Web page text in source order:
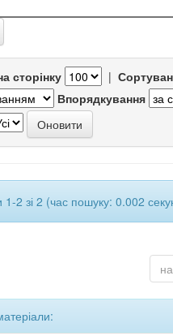
сторінку |
Впорядкування
1-2 зі 2 (час пошуку: 0.002